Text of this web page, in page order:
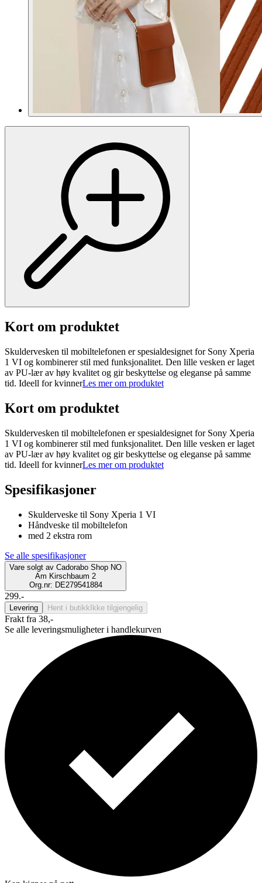
Kort om produktet
Skuldervesken til mobiltelefonen er spesialdesignet for Sony Xperia
1 VI og kombinerer stil med funksjonalitet. Den lille vesken er laget
av PU-lær av høy kvalitet og gir beskyttelse og eleganse på samme
tid. Ideell for kvinnerLes mer om produktet
Kort om produktet
Skuldervesken til mobiltelefonen er spesialdesignet for Sony Xperia
1 VI og kombinerer stil med funksjonalitet. Den lille vesken er laget
av PU-lær av høy kvalitet og gir beskyttelse og eleganse på samme
tid. Ideell for kvinnerLes mer om produktet
Spesifikasjoner
Skulderveske til Sony Xperia 1 VI
Håndveske til mobiltelefon
med 2 ekstra rom
Se alle spesifikasjoner
Vare solgt av Cadorabo Shop NO
Am Kirschbaum 2
Org.nr: DE279541884
299.-
Levering Hent i butikk Ikke tilgjengelig
Frakt fra 38,-
Se alle leveringsmuligheter i handlekurven